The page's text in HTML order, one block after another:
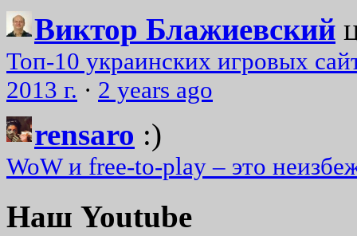
Виктор Блажиевский
Топ-10 украинских игровых
2013 г. · 2 years ago
rensaro :)
WoW и free-to-play – это
Наш Youtube